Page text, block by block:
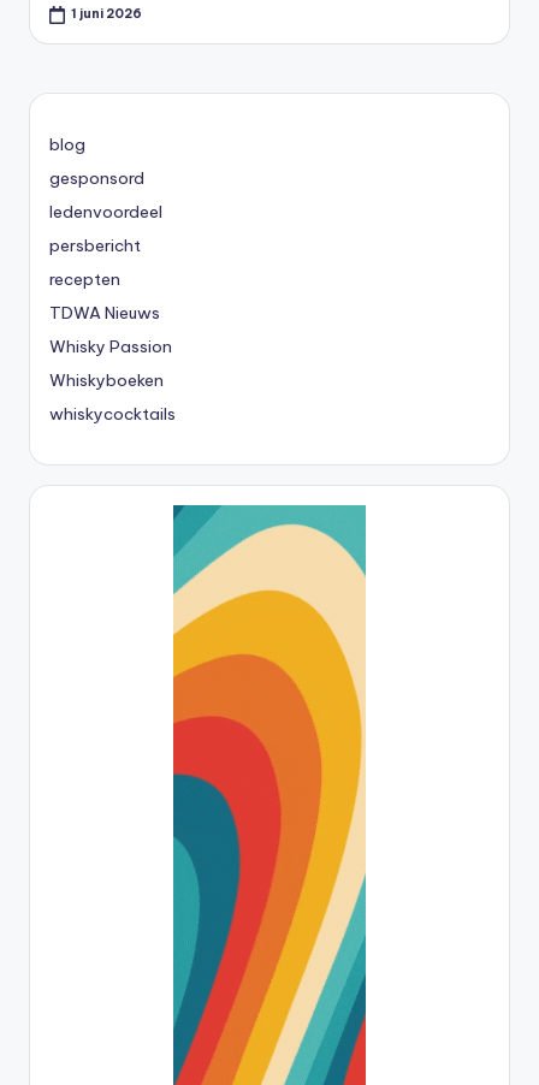
1 juni 2026
blog
gesponsord
ledenvoordeel
persbericht
recepten
TDWA Nieuws
Whisky Passion
Whiskyboeken
whiskycocktails